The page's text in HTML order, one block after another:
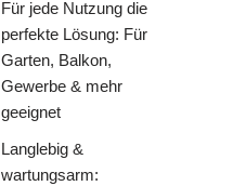
Für jede Nutzung die
perfekte Lösung: Für
Garten, Balkon,
Gewerbe & mehr
geeignet
Langlebig &
wartungsarm: